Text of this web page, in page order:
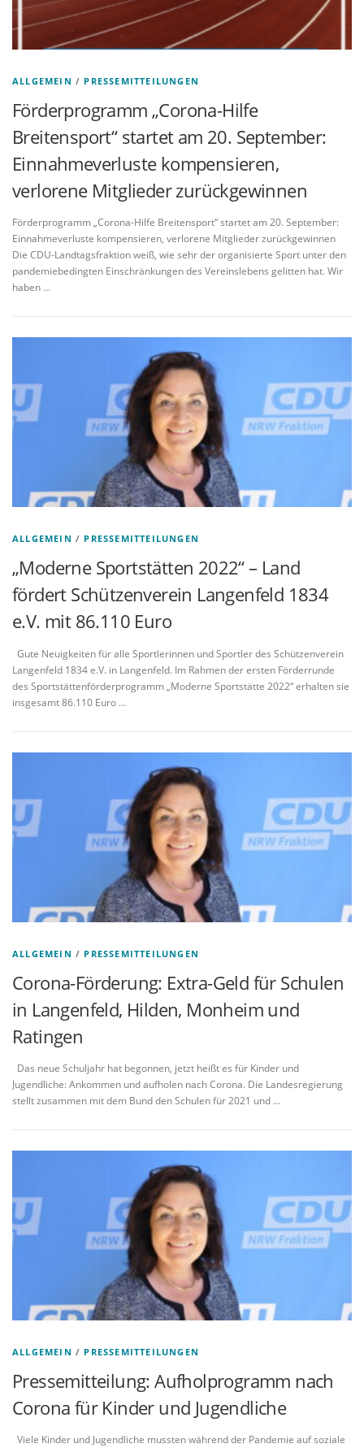
ALLGEMEIN / PRESSEMITTEILUNGEN
Förderprogramm „Corona-Hilfe
Breitensport“ startet am 20. September:
Einnahmeverluste kompensieren,
verlorene Mitglieder zurückgewinnen
Förderprogramm „Corona-Hilfe Breitensport“ startet am 20. September:
Einnahmeverluste kompensieren, verlorene Mitglieder zurückgewinnen
Die CDU-Landtagsfraktion weiß, wie sehr der organisierte Sport unter den
pandemiebedingten Einschränkungen des Vereinslebens gelitten hat. Wir
haben …
ALLGEMEIN / PRESSEMITTEILUNGEN
„Moderne Sportstätten 2022“ – Land
fördert Schützenverein Langenfeld 1834
e.V. mit 86.110 Euro
Gute Neuigkeiten für alle Sportlerinnen und Sportler des Schützenverein
Langenfeld 1834 e.V. in Langenfeld. Im Rahmen der ersten Förderrunde
des Sportstättenförderprogramm „Moderne Sportstätte 2022“ erhalten sie
insgesamt 86.110 Euro …
ALLGEMEIN / PRESSEMITTEILUNGEN
Corona-Förderung: Extra-Geld für Schulen
in Langenfeld, Hilden, Monheim und
Ratingen
Das neue Schuljahr hat begonnen, jetzt heißt es für Kinder und
Jugendliche: Ankommen und aufholen nach Corona. Die Landesregierung
stellt zusammen mit dem Bund den Schulen für 2021 und …
ALLGEMEIN / PRESSEMITTEILUNGEN
Pressemitteilung: Aufholprogramm nach
Corona für Kinder und Jugendliche
Viele Kinder und Jugendliche mussten während der Pandemie auf soziale